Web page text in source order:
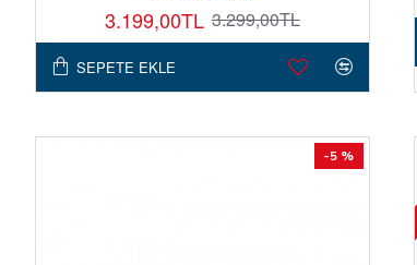
3.199,00TL 3.299,00TL
SEPETE EKLE
-5 %